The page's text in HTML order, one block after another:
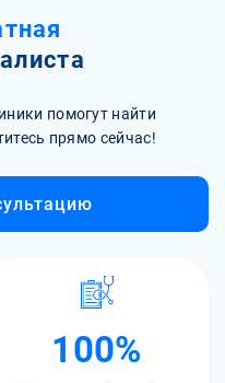
помогут найти
прямо сейчас!
100%